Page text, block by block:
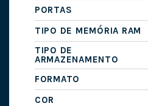
PORTAS
TIPO DE MEMÓRIA RAM
TIPO DE
ARMAZENAMENTO
FORMATO
COR